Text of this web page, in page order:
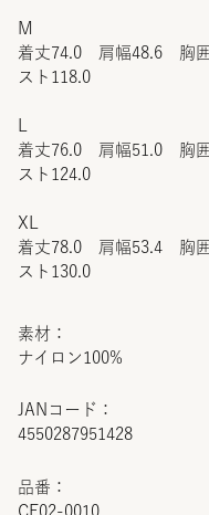
JANコード：
4550287951428
品番：
CF02-0010
M
着丈74.0 肩幅48.6 胸
スト118.0
着丈76.0 肩幅51.0 胸
スト124.0
XL
着丈78.0 肩幅53.4 胸
スト130.0
素材：
ナイロン100%